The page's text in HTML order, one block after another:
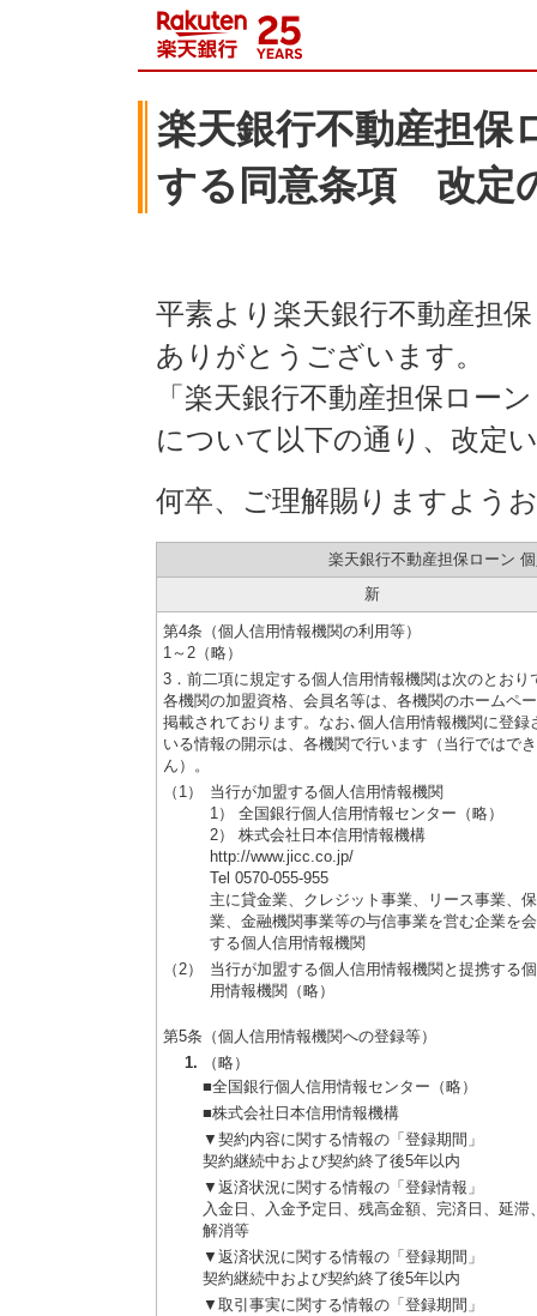
楽天銀行不動産担保
する同意条項 改定
平素より楽天銀行不動産担
ありがとうございます。
「楽天銀行不動産担保ロー
について以下の通り、改定
何卒、ご理解賜りますよう
楽天銀行不動産担保ローン
新
第4条（個人信用情報機関の利用等）
1～2（略）
3．前二項に規定する個人信用情報機関は次のとおり
各機関の加盟資格、会員名等は、各機関のホームペ
掲載されております。なお､個人信用情報機関に登録
いる情報の開示は、各機関で行います（当行ではで
ん）。
（1）
当行が加盟する個人信用情報機関
1） 全国銀行個人信用情報センター（略）
2） 株式会社日本信用情報機構
http://www.jicc.co.jp/
Tel 0570-055-955
主に貸金業、クレジット事業、リース事業、
業、金融機関事業等の与信事業を営む企業を
する個人信用情報機関
（2）
当行が加盟する個人信用情報機関と提携する
用情報機関（略）
第5条（個人信用情報機関への登録等）
（略）
■全国銀行個人信用情報センター（略）
■株式会社日本信用情報機構
▼契約内容に関する情報の「登録期間」
契約継続中および契約終了後5年以内
▼返済状況に関する情報の「登録情報」
入金日、入金予定日、残高金額、完済日、延滞
解消等
▼返済状況に関する情報の「登録期間」
契約継続中および契約終了後5年以内
▼取引事実に関する情報の「登録期間」